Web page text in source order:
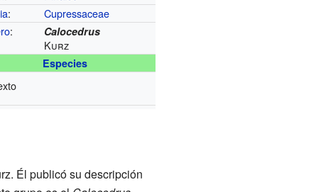
:
Cupressaceae
: Calocedrus
Kurz
Especies
Él publicó su descripción